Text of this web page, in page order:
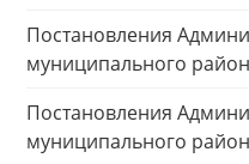
Постановления
муниципального
Постановления
муниципального